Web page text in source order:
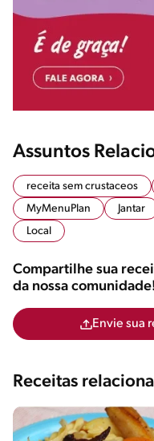
Assuntos
receita sem crustaceos
MyMenuPlan
Jantar
Local
Compartilhe sua
da nossa
Envie sua
Receitas